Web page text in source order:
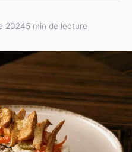
20245 min de lecture